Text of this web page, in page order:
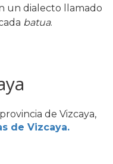
un dialecto llamado
batua.
de Vizcaya,
de Vizcaya.